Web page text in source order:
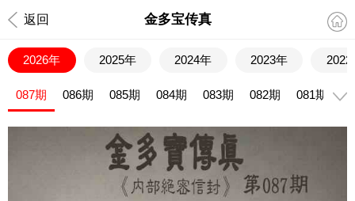
返回 金多宝传真
2026年 2025年 2024年 2023年 2022
087期 086期 085期 084期 083期 082期 081期